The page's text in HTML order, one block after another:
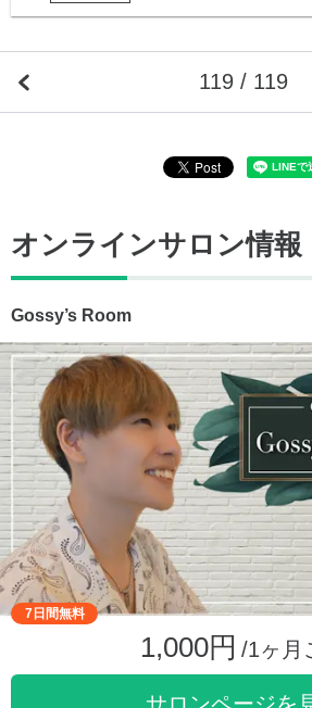
119 / 119
オンラインサロン情報
Gossy’s Room
7日間無料
1,000円 /1ヶ月